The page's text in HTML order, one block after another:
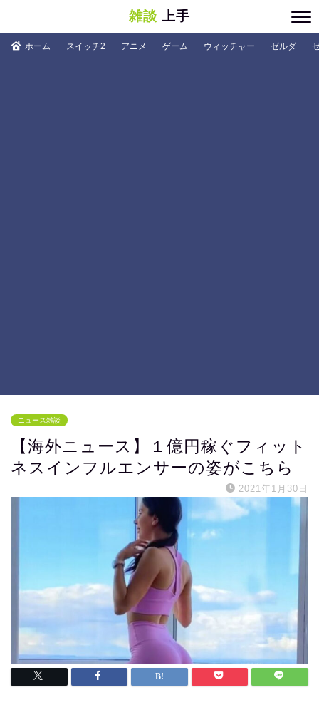
雑談 上手
ホーム スイッチ2 アニメ ゲーム ウィッチャー ゼルダ
ニュース雑談
【海外ニュース】１億円稼ぐフィット
ネスインフルエンサーの姿がこちら
2021年1月30日